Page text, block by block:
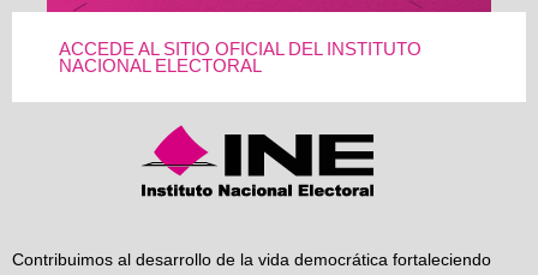
ACCEDE AL SITIO OFICIAL DEL INSTITUTO
NACIONAL ELECTORAL
Contribuimos al desarrollo de la vida democrática fortaleciendo